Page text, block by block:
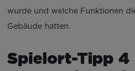
wurde und welche Funktionen
Gebäude hatten.
Spielort-Tipp 4